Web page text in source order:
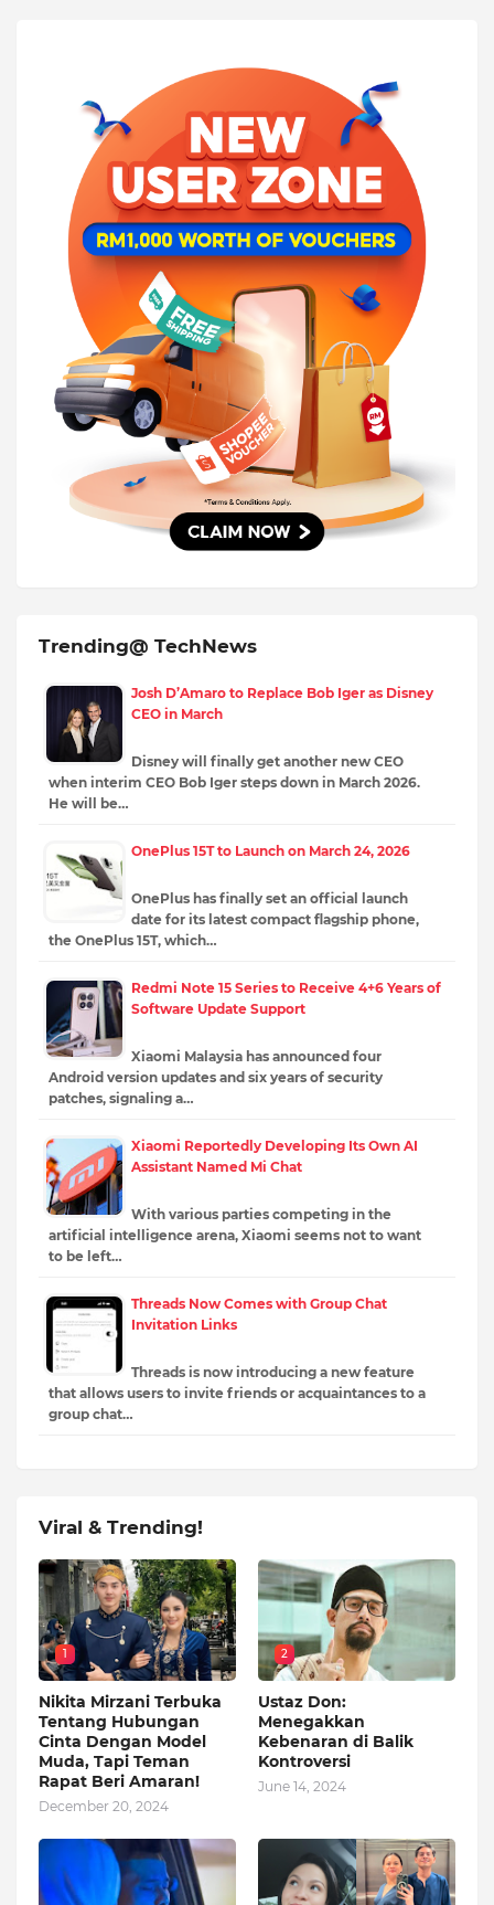
Trending@ TechNews
Josh D’Amaro to Replace Bob Iger as Disney
CEO in March
Disney will finally get another new CEO
when interim CEO Bob Iger steps down in March 2026.
He will be…
OnePlus 15T to Launch on March 24, 2026
OnePlus has finally set an official launch
date for its latest compact flagship phone,
the OnePlus 15T, which…
Redmi Note 15 Series to Receive 4+6 Years of
Software Update Support
Xiaomi Malaysia has announced four
Android version updates and six years of security
patches, signaling a…
Xiaomi Reportedly Developing Its Own AI
Assistant Named Mi Chat
With various parties competing in the
artificial intelligence arena, Xiaomi seems not to want
to be left…
Threads Now Comes with Group Chat
Invitation Links
Threads is now introducing a new feature
that allows users to invite friends or acquaintances to a
group chat…
Viral & Trending!
1
Nikita Mirzani Terbuka
Tentang Hubungan
Cinta Dengan Model
Muda, Tapi Teman
Rapat Beri Amaran!
December 20, 2024
2
Ustaz Don:
Menegakkan
Kebenaran di Balik
Kontroversi
June 14, 2024